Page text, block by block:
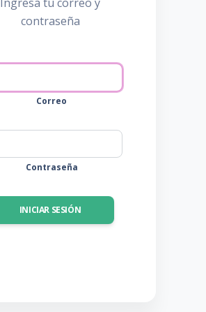
contraseña
Correo
Contraseña
INICIAR SESIÓN